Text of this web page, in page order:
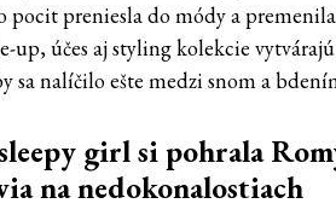
pocit preniesla do módy a
up, účes aj styling kolekcie
sa nalíčilo ešte medzi snom a
girl si pohrala
na nedokonalostiach